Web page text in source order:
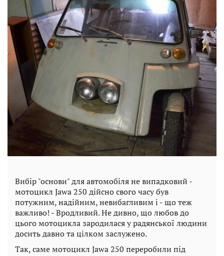
Вибір "основи" для автомобіля не випадковий -
мотоцикл Jawa 250 дійсно свого часу був
потужним, надійним, невибагливим і - що теж
важливо! - Вродливий. Не дивно, що любов до
цього мотоцикла зародилася у радянської людини
досить давно та цілком заслужено.
Так, саме мотоцикл Jawa 250 переробили під